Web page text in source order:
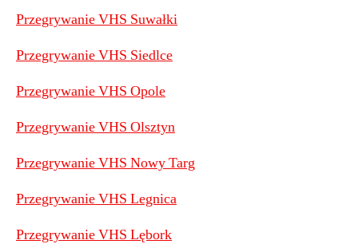
Przegrywanie VHS Suwałki
Przegrywanie VHS Siedlce
Przegrywanie VHS Opole
Przegrywanie VHS Olsztyn
Przegrywanie VHS Nowy Targ
Przegrywanie VHS Legnica
Przegrywanie VHS Lębork